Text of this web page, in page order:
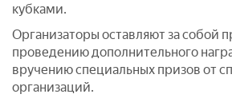
кубками.
Организаторы оставляют за собой
проведению дополнительного
вручению специальных призов от
организаций.